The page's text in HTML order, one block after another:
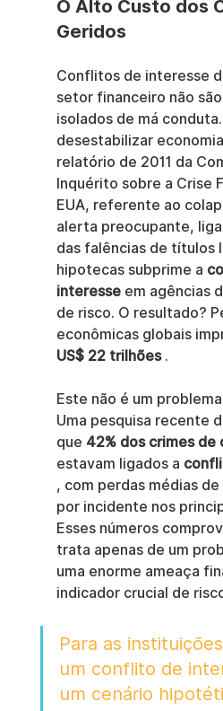
O Alto Custo dos
Geridos
Conflitos de interesse
setor financeiro não
isolados de má
desestabilizar
relatório de 2011 da
Inquérito sobre a Crise
EUA, referente ao
alerta preocupante,
das falências de títulos
hipotecas subprime a
interesse em agências
de risco. O resultado?
econômicas globais
US$ 22 trilhões .
Este não é um
Uma pesquisa recente
que 42% dos crimes de
estavam ligados a
, com perdas médias de
por incidente nos
Esses números
trata apenas de um
uma enorme ameaça
indicador crucial de
Para as
um conflito de
um cenário